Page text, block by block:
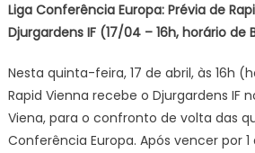
Liga Conferência Europa: Prévia de
Djurgardens IF (17/04 – 16h, horário de
Nesta quinta-feira, 17 de abril, às 16h
Rapid Vienna recebe o Djurgardens IF
Viena, para o confronto de volta das
Conferência Europa. Após vencer por